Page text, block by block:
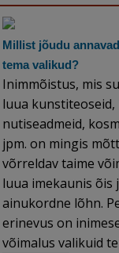
Millist jõudu
tema valikud?
Inimmõistus, mis
luua kunstiteoseid,
nutiseadmeid,
jpm. on mingis
võrreldav taime
luua imekaunis õis
ainukordne lõhn.
erinevus on
võimalus valikuid